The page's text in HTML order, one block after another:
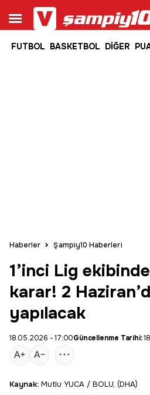
FUTBOL BASKETBOL DİĞER
Haberler Şampiy10 Haberleri
1’inci Lig
karar! 2
yapılacak
18.05.2026 - 17:00Güncellenme Tarihi:
Kaynak: Mutlu YUCA / BOLU, (DHA)